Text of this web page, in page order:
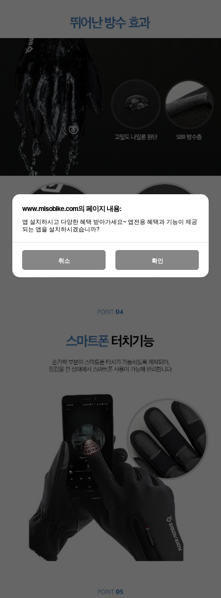
www.misobike.com의 페이지 내용:
앱 설치하시고 다양한 혜택 받아가세요~ 앱전용 혜택과 기능이 제공
되는 앱을 설치하시겠습니까?
취소 확인